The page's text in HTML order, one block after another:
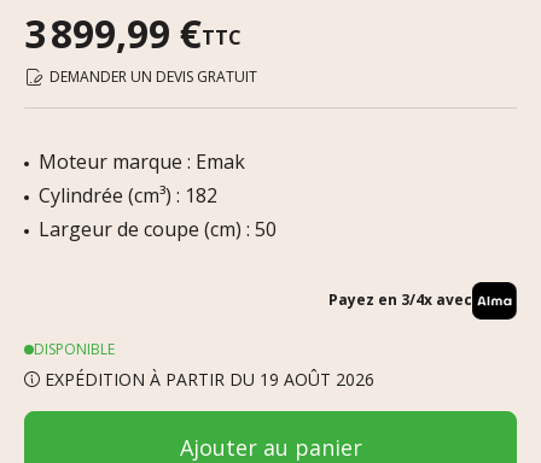
3 899,99 €TTC
DEMANDER UN DEVIS GRATUIT
Moteur marque : Emak
Cylindrée (cm³) : 182
Largeur de coupe (cm) : 50
Payez en 3/4x avec
DISPONIBLE
EXPÉDITION À PARTIR DU 19 AOÛT 2026
Ajouter au panier